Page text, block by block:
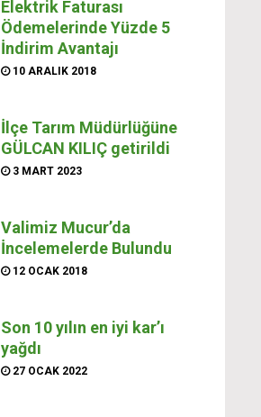
Elektrik Faturası
Ödemelerinde Yüzde 5
İndirim Avantajı
10 ARALIK 2018
İlçe Tarım Müdürlüğüne
GÜLCAN KILIÇ getirildi
3 MART 2023
Valimiz Mucur’da
İncelemelerde Bulundu
12 OCAK 2018
Son 10 yılın en iyi kar’ı
yağdı
27 OCAK 2022